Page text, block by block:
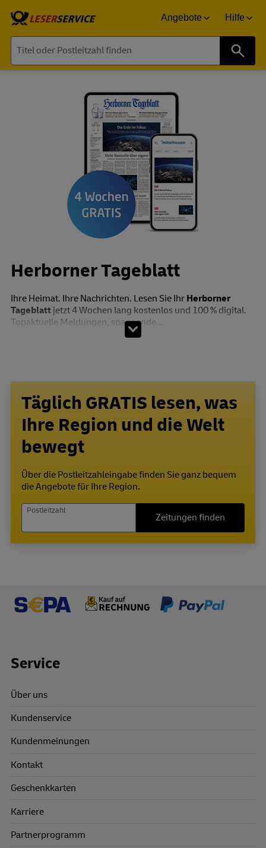
Angebote Hilfe
Herborner Tageblatt
Ihre Heimat. Ihre Nachrichten. Lesen Sie Ihr Herborner
Tageblatt jetzt 4 Wochen lang kostenlos und 100 % digital.
Topaktuelle Meldungen, spannende...
Täglich GRATIS lesen, was
Ihre Region und die Welt
bewegt
Über die Postleitzahleingabe finden Sie ganz bequem
die Angebote für Ihre Region.
Postleitzahl
Zeitungen finden
Footer Links
Service
Über uns
Kundenservice
Kundenmeinungen
Kontakt
Geschenkkarten
Karriere
Partnerprogramm